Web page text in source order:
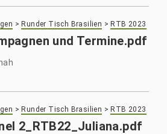
> Runder Tisch Brasilien > RTB 2023
und Termine.pdf
> Runder Tisch Brasilien > RTB 2023
2_RTB22_Juliana.pdf